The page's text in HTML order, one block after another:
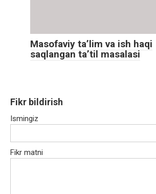
Masofaviy ta’lim va ish haqi
saqlangan ta’til masalasi
Fikr bildirish
Ismingiz
Fikr matni